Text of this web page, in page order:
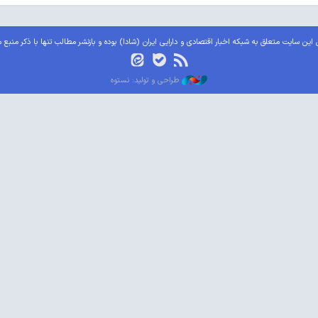
سایت متعلق به شبکه اخبار اقتصادی و دارایی ایران (شادا) بوده و بازنشر مطالب تنها با ذکر
طراحی و تولید: نستوه